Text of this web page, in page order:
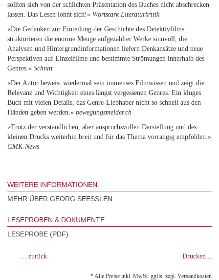
sollten sich von der schlichten Präsentation des Buches nicht abschrecken
lassen. Das Lesen lohnt sich!» Wortstark Literaturkritik
«Die Gedanken zur Einteilung der Geschichte des Detektivfilms
strukturieren die enorme Menge aufgezählter Werke sinnvoll, die
Analysen und Hintergrundinformationen liefern Denkansätze und neue
Perspektiven auf Einzelfilme und bestimmte Strömungen innerhalb des
Genres.» Schnitt
«Der Autor beweist wiedermal sein immenses Filmwissen und zeigt die
Relevanz und Wichtigkeit eines längst vergessenen Genres. Ein kluges
Buch mit vielen Details, das Genre-Liebhaber nicht so schnell aus den
Händen geben werden.» bewegungsmelder.ch
«Trotz der verständlichen, aber anspruchsvollen Darstellung und des
kleinen Drucks weiterhin breit und für das Thema vorrangig empfohlen.»
GMK-News
WEITERE INFORMATIONEN
MEHR ÜBER GEORG SEESSLEN
LESEPROBEN & DOKUMENTE
LESEPROBE (PDF)
… zurück Drucken...
* Alle Preise inkl. MwSt. ggfls. zzgl. Versandkosten